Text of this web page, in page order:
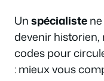
Unspécialiste
devenir
codes pour
: mieux vous